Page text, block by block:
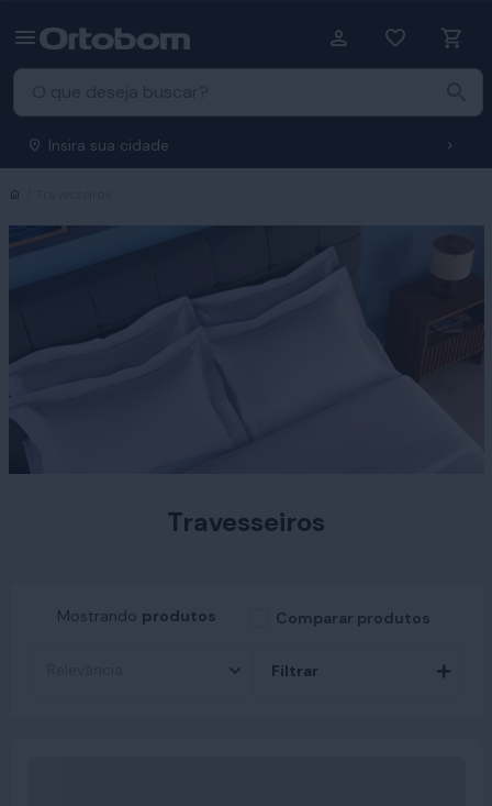
Insira sua cidade
Travesseiros
Mostrando produtos Comparar produtos
Filtrar